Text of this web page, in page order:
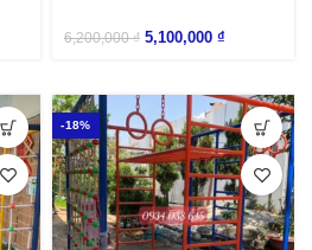
6,200,000₫ 5,100,000 ₫
-18%